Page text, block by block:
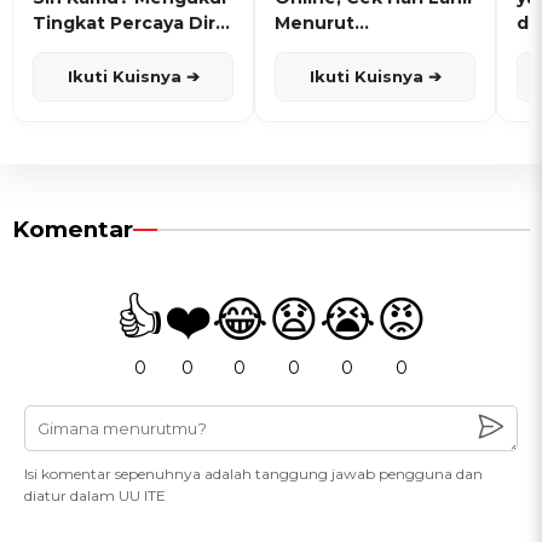
Tingkat Percaya Diri
Ikuti Kuisnya ➔
Menurut
Ikuti Kuisnya ➔
Komentar
👍
0
❤️
0
😂
0
😧
0
😭
0
😡
0
Isi komentar sepenuhnya adalah tanggung jawab pengguna dan
diatur dalam UU ITE